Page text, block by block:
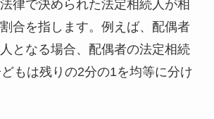
律で決められた法定相続人が相
合を指します。例えば、配偶者
となる場合、配偶者の法定相続
もは残りの2分の1を均等に分け